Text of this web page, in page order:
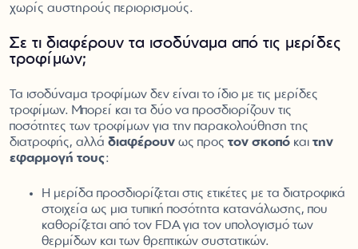
χωρίς αυστηρούς περιορισμούς.
Σε τι διαφέρουν τα ισοδύναμα από τις μερίδες
τροφίμων;
Τα ισοδύναμα τροφίμων δεν είναι το ίδιο με τις μερίδες
τροφίμων. Μπορεί και τα δύο να προσδιορίζουν τις
ποσότητες των τροφίμων για την παρακολούθηση της
διατροφής, αλλά διαφέρουν ως προς τον σκοπό και την
εφαρμογή τους:
Η μερίδα προσδιορίζεται στις ετικέτες με τα διατροφικά
στοιχεία ως μια τυπική ποσότητα κατανάλωσης, που
καθορίζεται από τον FDA για τον υπολογισμό των
θερμίδων και των θρεπτικών συστατικών.